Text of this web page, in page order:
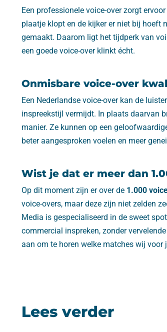
Een professionele voice-over zorgt
plaatje klopt en de kijker er niet bij hoeft
gemaakt. Daarom ligt het tijdperk van
een goede voice-over klinkt écht.
Onmisbare voice-over
Een Nederlandse voice-over kan de
inspreekstijl vermijdt. In plaats daarvan
manier. Ze kunnen op een
beter aangesproken voelen en meer
Wist je dat er meer dan
Op dit moment zijn er over de 1.000
voice-overs, maar deze zijn niet zelden
Media is gespecialiseerd in de sweet
commercial inspreken, zonder
aan om te horen welke matches wij voor
Lees verder